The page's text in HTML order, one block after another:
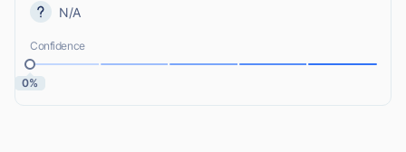
N/A
Confidence
0%